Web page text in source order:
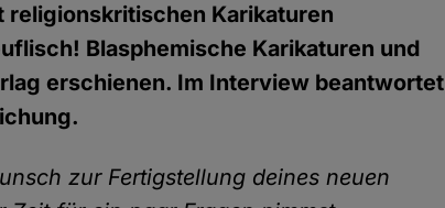
religionskritischen Karikaturen
Blasphemische Karikaturen und
erschienen. Im Interview beantwortet
zur Fertigstellung deines neuen